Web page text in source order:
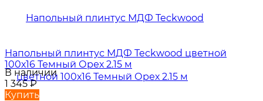
Напольный плинтус МДФ Teckwood цветной
100х16 Темный Орех 2.15 м
В наличии
1 345₽
Купить